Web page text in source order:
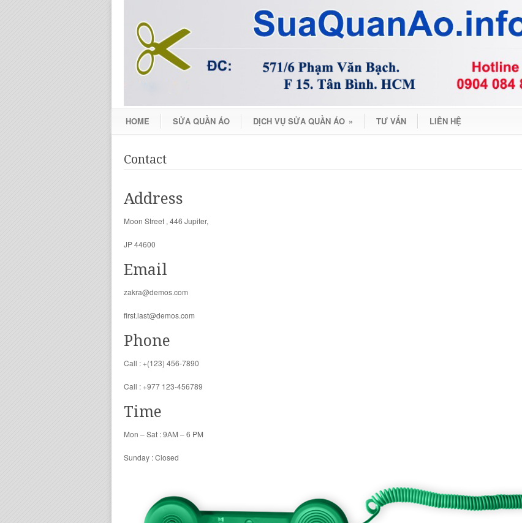
HOME SỬA QUẦN ÁO DỊCH VỤ SỬA QUẦN ÁO » TƯ VẤN LIÊN HỆ
Contact
Address
Moon Street , 446 Jupiter,
JP 44600
Email
zakra@demos.com
first.last@demos.com
Phone
Call : +(123) 456-7890
Call : +977 123-456789
Time
Mon – Sat : 9AM – 6 PM
Sunday : Closed